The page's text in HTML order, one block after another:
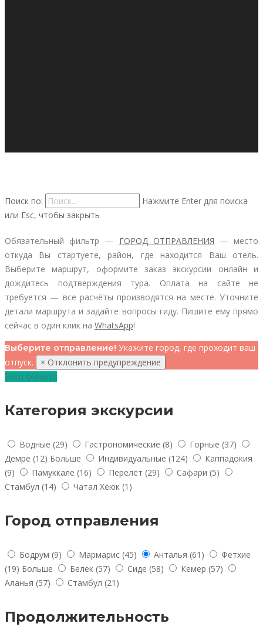
Поиск по:
Нажмите Enter для поиска
или Esc, чтобы закрыть
Обязательный фильтр — ГОРОД ОТПРАВЛЕНИЯ — место
откуда Вы стартуете, район, где находится Ваш отель.
Выберите маршрут, оформите заказ экскурсии онлайн и
дождитесь подтверждения тура. Оплата на сайте не
требуется — все расчёты производятся на месте. Уточните
детали маршрута и задайте вопросы гиду. Пишите ему прямо
сейчас в один клик на WhatsApp!
Выберите отправление! Укажите город, где проходит ваш
отпуск.
× Отклонить предупреждение
Ваш фильтр:
Категория экскурсии
Водные (29) Гастрономические (8) Горные (37)
Демре (12) Больше Индивидуальные (124)
Каппадокия
(9)
Памуккале (16) Перелёт (29) Сафари (5)
Стамбул (14) Чатал Хёюк (1)
Город отправления
Бодрум (9) Мармарис (45) Анталья (61)
Фетхие
(19) Больше Белек (57) Сиде (58) Кемер (57)
Аланья (57) Стамбул (21)
Продолжительность